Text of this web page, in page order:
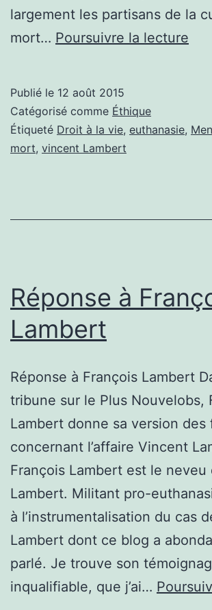
largement les partisans de la
mort… Poursuivre la lecture
Publié le 12 août 2015
Catégorisé comme Éthique
Étiqueté Droit à la vie, euthanasie,
mort, vincent Lambert
Réponse à
Lambert
Réponse à François Lambert
tribune sur le Plus Nouvelobs,
Lambert donne sa version des
concernant l’affaire Vincent
François Lambert est le
Lambert. Militant pro-
à l’instrumentalisation du cas
Lambert dont ce blog a
parlé. Je trouve son
inqualifiable, que j’ai…